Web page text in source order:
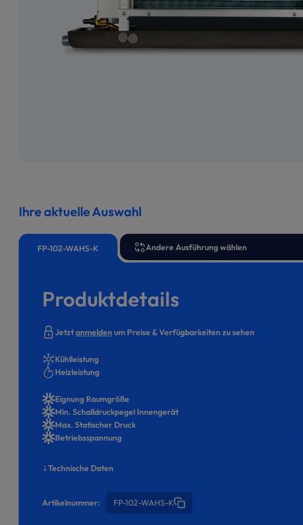
Ihre aktuelle Auswahl
FP-102-WAHS-K Andere Ausführung wählen
Produktdetails
Jetztanmeldenum Preise & Verfügbarkeiten zu sehen
Kühlleistung
Heizleistung
Eignung Raumgröße
Min. Schalldruckpegel Innengerät
Max. Statischer Druck
Betriebsspannung
Technische Daten
Artikelnummer: FP-102-WAHS-K